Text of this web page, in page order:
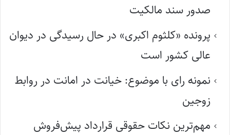
صدور سند مالکیت
پرونده «کلثوم اکبری» در حال رسیدگی در دیوان
عالی کشور است
نمونه رای با موضوع: خیانت در امانت در روابط
زوجین
مهم‌ترین نکات حقوقی قرارداد پیش‌فروش